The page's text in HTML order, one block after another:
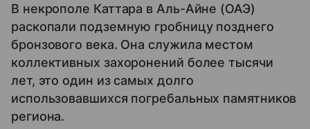
В некрополе Каттара в Аль-Айне (ОАЭ)
раскопали подземную гробницу позднего
бронзового века. Она служила местом
коллективных захоронений более тысячи
лет, это один из самых долго
использовавшихся погребальных памятников
региона.